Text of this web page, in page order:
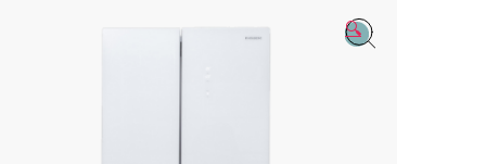
🔍